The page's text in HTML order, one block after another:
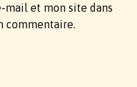
mail et mon site dans
commentaire.